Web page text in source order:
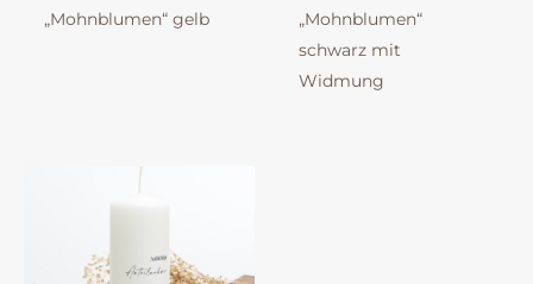
„Mohnblumen“ gelb
„Mohnblumen“
schwarz mit
Widmung